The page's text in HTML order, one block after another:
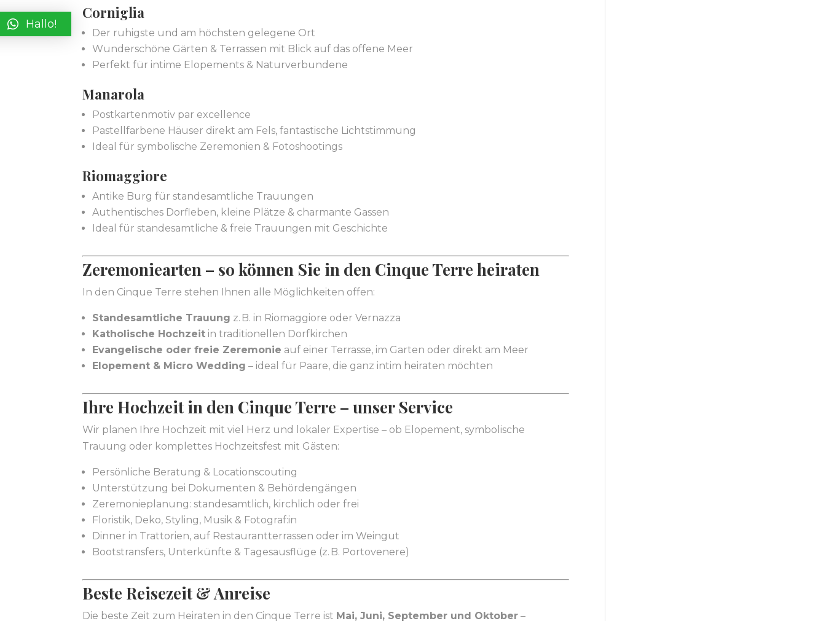
Corniglia
Der ruhigste und am höchsten gelegene Ort
Wunderschöne Gärten & Terrassen mit Blick auf das offene Meer
Perfekt für intime Elopements & Naturverbundene
Manarola
Postkartenmotiv par excellence
Pastellfarbene Häuser direkt am Fels, fantastische Lichtstimmung
Ideal für symbolische Zeremonien & Fotoshootings
Riomaggiore
Antike Burg für standesamtliche Trauungen
Authentisches Dorfleben, kleine Plätze & charmante Gassen
Ideal für standesamtliche & freie Trauungen mit Geschichte
Zeremoniearten – so können Sie in den Cinque Terre heiraten
In den Cinque Terre stehen Ihnen alle Möglichkeiten offen:
Standesamtliche Trauung z. B. in Riomaggiore oder Vernazza
Katholische Hochzeit in traditionellen Dorfkirchen
Evangelische oder freie Zeremonie auf einer Terrasse, im Garten oder direkt am Meer
Elopement & Micro Wedding – ideal für Paare, die ganz intim heiraten möchten
Ihre Hochzeit in den Cinque Terre – unser Service
Wir planen Ihre Hochzeit mit viel Herz und lokaler Expertise – ob Elopement, symbolische
Trauung oder komplettes Hochzeitsfest mit Gästen:
Persönliche Beratung & Locationscouting
Unterstützung bei Dokumenten & Behördengängen
Zeremonieplanung: standesamtlich, kirchlich oder frei
Floristik, Deko, Styling, Musik & Fotograf:in
Dinner in Trattorien, auf Restaurantterrassen oder im Weingut
Bootstransfers, Unterkünfte & Tagesausflüge (z. B. Portovenere)
Beste Reisezeit & Anreise
Die beste Zeit zum Heiraten in den Cinque Terre ist Mai, Juni, September und Oktober –
Hallo!